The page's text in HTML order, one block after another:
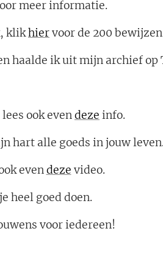
meer informatie.
klikhiervoor de 200
haalde ik uit mijn archief op
ook evendeze info.
hart alle goeds in jouw
evendeze video.
heel goed doen.
voor iedereen!